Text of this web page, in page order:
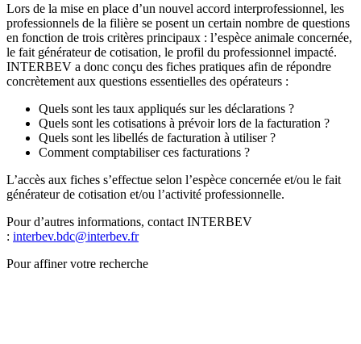
Lors de la mise en place d’un nouvel accord interprofessionnel, les
professionnels de la filière se posent un certain nombre de questions
en fonction de trois critères principaux : l’espèce animale concernée,
le fait générateur de cotisation, le profil du professionnel impacté.
INTERBEV a donc conçu des fiches pratiques afin de répondre
concrètement aux questions essentielles des opérateurs :
Quels sont les taux appliqués sur les déclarations ?
Quels sont les cotisations à prévoir lors de la facturation ?
Quels sont les libellés de facturation à utiliser ?
Comment comptabiliser ces facturations ?
L’accès aux fiches s’effectue selon l’espèce concernée et/ou le fait
générateur de cotisation et/ou l’activité professionnelle.
Pour d’autres informations, contact INTERBEV
: interbev.bdc@interbev.fr
Pour affiner votre recherche